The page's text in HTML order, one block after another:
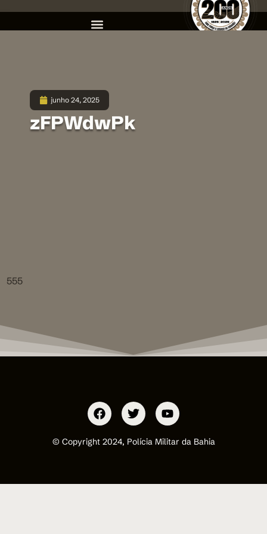
junho 24, 2025
zFPWdwPk
555
© Copyright 2024, Polícia Militar da Bahia